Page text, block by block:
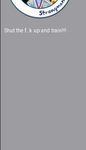
Shut the f..k up and train!!!